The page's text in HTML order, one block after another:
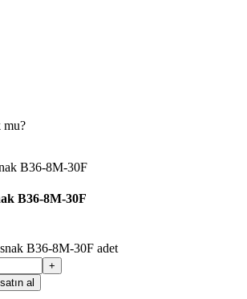
mu?
B36-8M-30F
B36-8M-30F adet
al